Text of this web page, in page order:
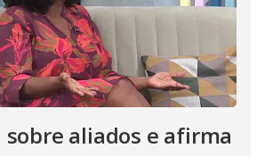
sobre aliados e afirma